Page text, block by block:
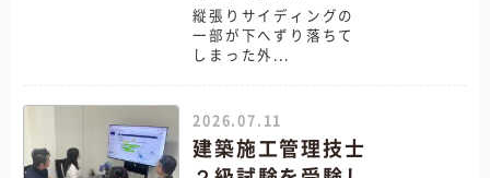
縦張りサイディングの
一部が下へずり落ちて
しまった外...
2026.07.11
建築施工管理技士